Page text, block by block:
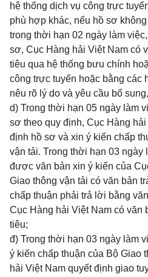
hệ thống dịch vụ công trực
phù hợp khác, nếu hồ sơ
trong thời hạn 02 ngày làm
sơ, Cục Hàng hải Việt Nam có
tiêu qua hệ thống bưu chính
công trực tuyến hoặc bằng các
nêu rõ lý do và yêu cầu bổ
d) Trong thời hạn 05 ngày làm
sơ theo quy định, Cục Hàng
định hồ sơ và xin ý kiến chấp
vận tải. Trong thời hạn 03 ngày
được văn bản xin ý kiến của
Giao thông vận tải có văn bản
chấp thuận phải trả lời bằng
Cục Hàng hải Việt Nam có văn
tiêu;
đ) Trong thời hạn 03 ngày làm
ý kiến chấp thuận của Bộ Giao
hải Việt Nam quyết định giao